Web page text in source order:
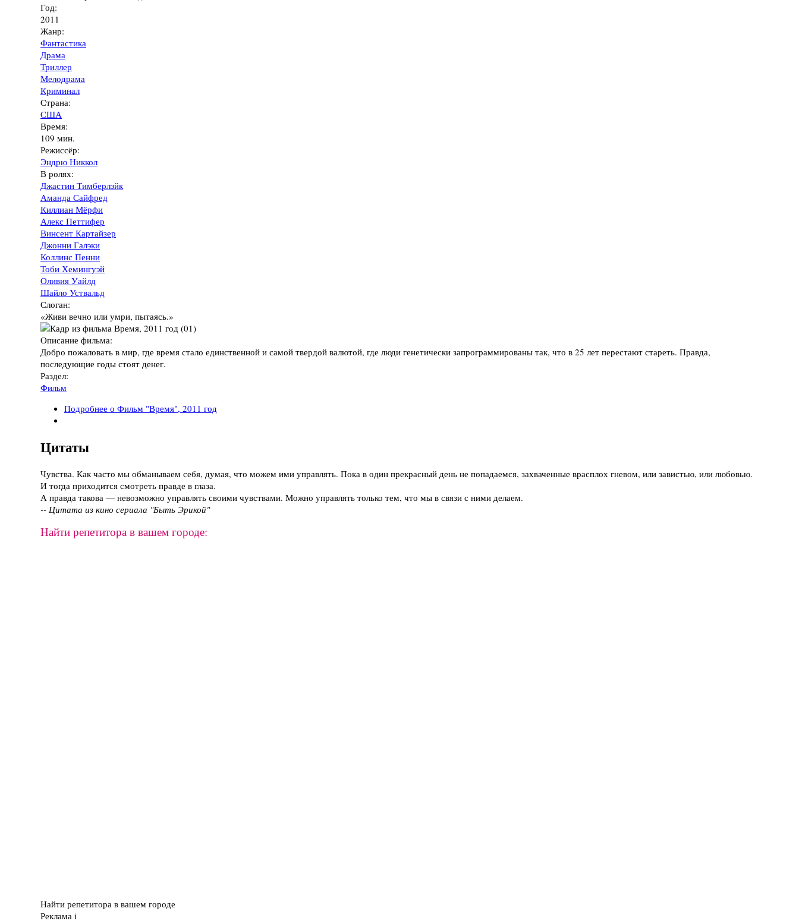
Год:
2011
Жанр:
Фантастика
Драма
Триллер
Мелодрама
Криминал
Страна:
США
Время:
109 мин.
Режиссёр:
Эндрю Никкол
В ролях:
Джастин Тимберлэйк
Аманда Сайфред
Киллиан Мёрфи
Алекс Петтифер
Винсент Картайзер
Джонни Галэки
Коллинс Пенни
Тоби Хемингуэй
Оливия Уайлд
Шайло Уствальд
Слоган:
«Живи вечно или умри, пытаясь.»
Описание фильма:
Добро пожаловать в мир, где время стало единственной и самой твердой валютой, где люди генетически запрограммированы так, что в 25 лет перестают стареть. Правда,
последующие годы стоят денег.
Раздел:
Фильм
Подробнее о Фильм "Время", 2011 год
Цитаты
Чувства. Как часто мы обманываем себя, думая, что можем ими управлять. Пока в один прекрасный день не попадаемся, захваченные врасплох гневом, или завистью, или любовью.
И тогда приходится смотреть правде в глаза.
А правда такова — невозможно управлять своими чувствами. Можно управлять только тем, что мы в связи с ними делаем.
-- Цитата из кино сериала "Быть Эрикой"
Найти репетитора в вашем городе:
Найти репетитора в вашем городе
Реклама i